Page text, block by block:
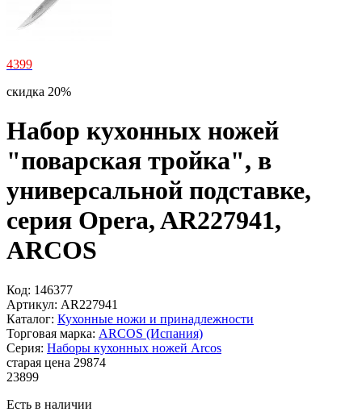
4399
скидка 20%
Набор кухонных ножей
"поварская тройка", в
универсальной подставке,
серия Opera, AR227941,
ARCOS
Код: 146377
Артикул: AR227941
Каталог: Кухонные ножи и принадлежности
Торговая марка: ARCOS (Испания)
Серия: Наборы кухонных ножей Arcos
старая цена 29874
23899
Есть в наличии